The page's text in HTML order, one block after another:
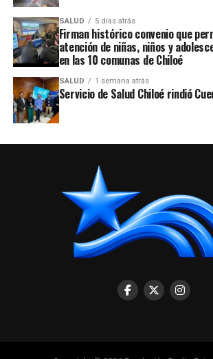
SALUD 5 días atrás
Firman histórico convenio que
atención de niñas, niños y
en las 10 comunas de Chiloé
SALUD 1 semana atrás
Servicio de Salud Chiloé rindió